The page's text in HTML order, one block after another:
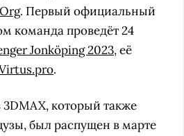
. Первый официальный
команда проведёт 24
Jonköping 2023, её
.
который также
был распущен в марте